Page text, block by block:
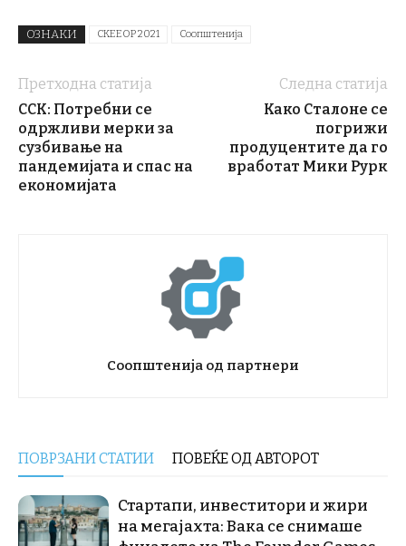
ОЗНАКИ СКЕЕОР 2021 Соопштенија
Претходна статија
ССК: Потребни се
одржливи мерки за
сузбивање на
пандемијата и спас на
економијата
Следна статија
Како Сталоне се
погрижи
продуцентите да го
вработат Мики Рурк
Соопштенија од партнери
ПОВРЗАНИ СТАТИИ ПОВЕЌЕ ОД АВТОРОТ
Стартапи, инвеститори и жири
на мегајахта: Вака се снимаше